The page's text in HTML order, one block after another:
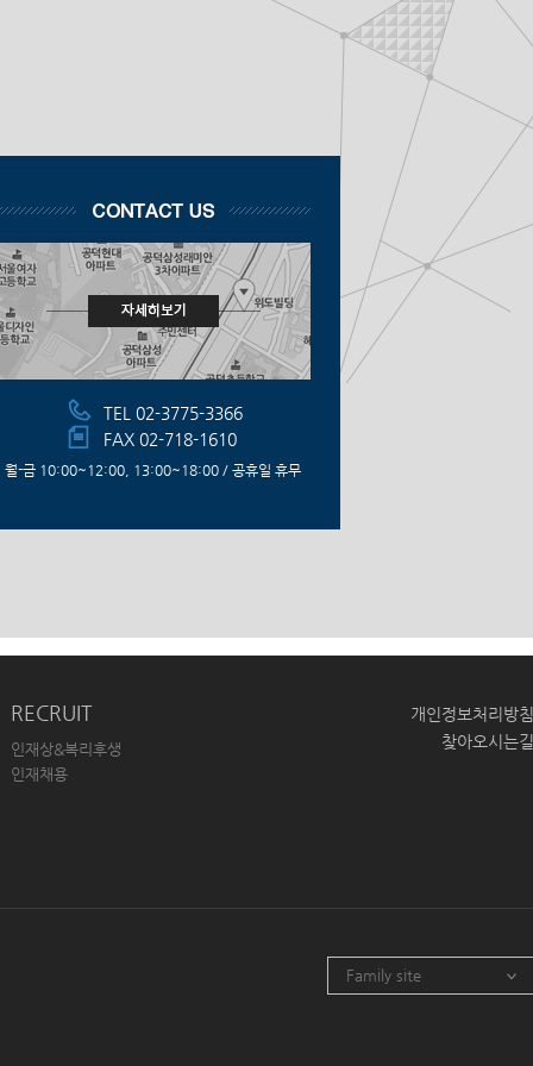
TEL 02-3775-3366
FAX 02-718-1610
월-금 10:00~12:00, 13:00~18:00 / 공휴일 휴무
RECRUIT
인재상&복리후생
인재채용
개인정보처리방침
찾아오시는길
Family site